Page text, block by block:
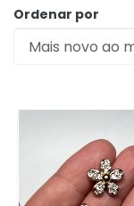
Ordenar por